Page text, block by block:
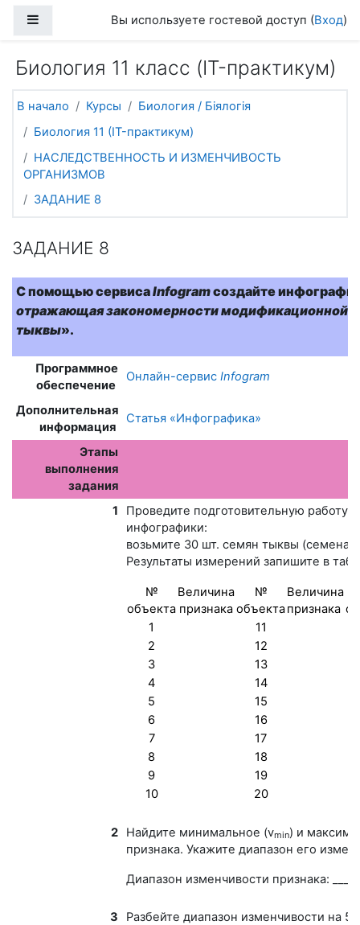
Боковая панельВы используете гостевой доступ (Вход)
Биология 11 класс (IT-практикум)
В начало Курсы
Биология / Біялогія
Биология 11 (IT-практикум)
НАСЛЕДСТВЕННОСТЬ И ИЗМЕНЧИВОСТЬ
ОРГАНИЗМОВ
ЗАДАНИЕ 8
ЗАДАНИЕ 8
С помощью сервисаInfogramсоздайте
отражающая закономерности модификационной
тыквы».
Программное
обеспечение
Онлайн-сервис Infogram
Дополнительная
информация
Статья «Инфографика»
Этапы
выполнения
задания
1
Проведите подготовительную работу
инфографики:
возьмите 30 шт. семян тыквы (семена
Результаты измерений запишите в
№
объекта
Величина
признака
№
объекта
Величина
признака
1
11
2
12
3
13
4
14
5
15
6
16
7
17
8
18
9
19
10
20
2 Найдите минимальное (vmin) и
признака. Укажите диапазон его
Диапазон изменчивости признака:
3 Разбейте диапазон изменчивости на 5